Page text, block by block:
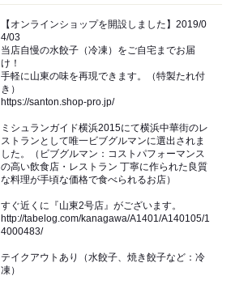
【オンラインショップを開設しました】2019/0
4/03
当店自慢の水餃子（冷凍）をご自宅までお届
け！
手軽に山東の味を再現できます。（特製たれ付
き）
https://santon.shop-pro.jp/
ミシュランガイド横浜2015にて横浜中華街のレ
ストランとして唯一ビブグルマンに選出されま
した。（ビブグルマン：コストパフォーマンス
の高い飲食店・レストラン 丁寧に作られた良質
な料理が手頃な価格で食べられるお店）
すぐ近くに『山東2号店』がございます。
http://tabelog.com/kanagawa/A1401/A140105/1
4000483/
テイクアウトあり（水餃子、焼き餃子など：冷
凍）